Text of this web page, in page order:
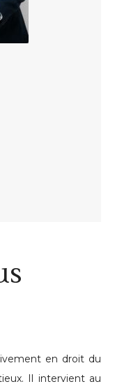
en droit du
Il intervient au